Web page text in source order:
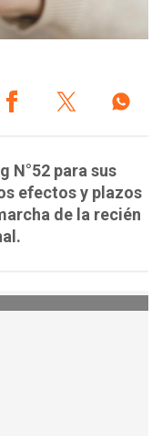
N°52 para sus
efectos y plazos
de la recién